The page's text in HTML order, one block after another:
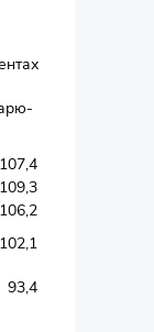
107,4
109,3
106,2
102,1
93,4